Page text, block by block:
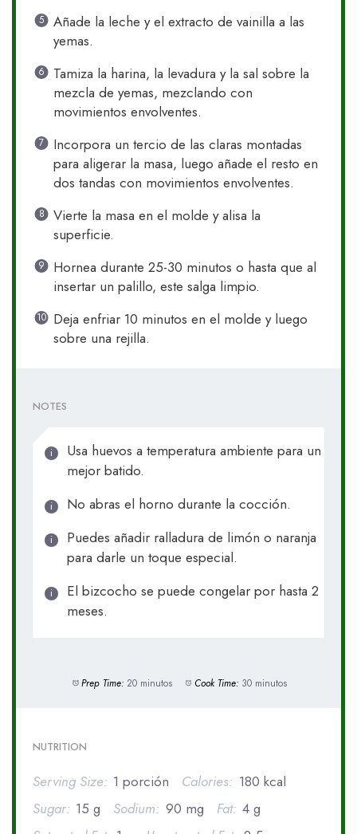
Añade la leche y el extracto de vainilla a las
yemas.
Tamiza la harina, la levadura y la sal sobre la
mezcla de yemas, mezclando con
movimientos envolventes.
Incorpora un tercio de las claras montadas
para aligerar la masa, luego añade el resto en
dos tandas con movimientos envolventes.
Vierte la masa en el molde y alisa la
superficie.
Hornea durante 25-30 minutos o hasta que al
insertar un palillo, este salga limpio.
Deja enfriar 10 minutos en el molde y luego
sobre una rejilla.
NOTES
Usa huevos a temperatura ambiente para un
mejor batido.
No abras el horno durante la cocción.
Puedes añadir ralladura de limón o naranja
para darle un toque especial.
El bizcocho se puede congelar por hasta 2
meses.
Prep Time: 20 minutos Cook Time: 30 minutos
NUTRITION
Serving Size: 1 porción Calories: 180 kcal
Sugar: 15 g Sodium: 90 mg Fat: 4 g